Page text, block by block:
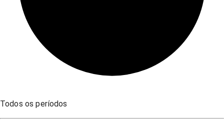
Todos os períodos